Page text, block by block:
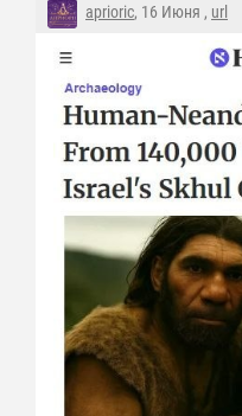
aprioric, 16 Июня , url